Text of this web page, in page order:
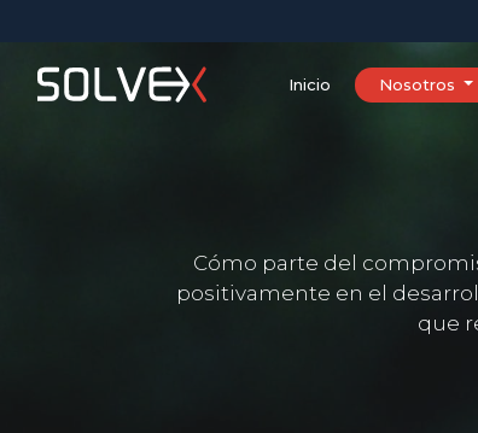
Inicio Nosotros
Cómo parte del
positivamente en el
que